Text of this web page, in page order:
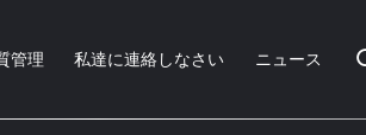
管理 私達に連絡しなさい ニュース